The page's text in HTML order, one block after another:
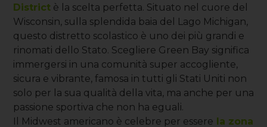
District è la scelta perfetta. Situato nel cuore del
Wisconsin, sulla splendida baia del Lago Michigan,
questo distretto scolastico è uno dei più grandi e
rinomati dello Stato. Scegliere Green Bay significa
immergersi in una comunità super accogliente,
sicura e vibrante, famosa in tutti gli Stati Uniti non
solo per la sua qualità della vita, ma anche per una
passione sportiva che non ha eguali.
Il Midwest americano è celebre per essere la zona